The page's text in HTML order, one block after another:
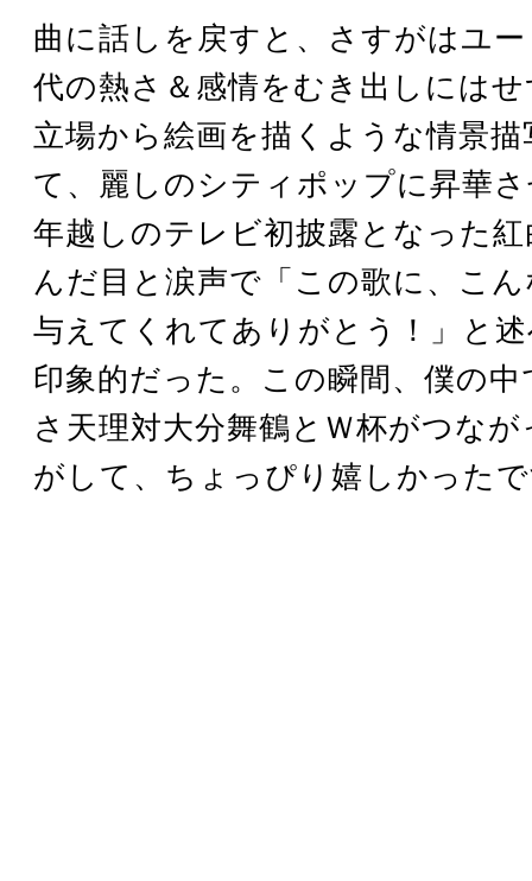
曲に話しを戻すと、さすがはユ
代の熱さ＆感情をむき出しには
立場から絵画を描くような情景
て、麗しのシティポップに昇華
年越しのテレビ初披露となった
んだ目と涙声で「この歌に、こ
与えてくれてありがとう！」と
印象的だった。この瞬間、僕の
さ天理対大分舞鶴とＷ杯がつな
がして、ちょっぴり嬉しかった